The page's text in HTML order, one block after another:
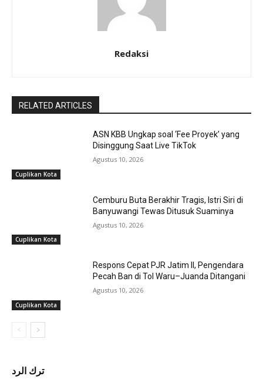
Redaksi
RELATED ARTICLES
Cuplikan Kota
ASN KBB Ungkap soal ‘Fee Proyek’ yang
Disinggung Saat Live TikTok
Agustus 10, 2026
Cuplikan Kota
Cemburu Buta Berakhir Tragis, Istri Siri di
Banyuwangi Tewas Ditusuk Suaminya
Agustus 10, 2026
Cuplikan Kota
Respons Cepat PJR Jatim II, Pengendara
Pecah Ban di Tol Waru–Juanda Ditangani
Agustus 10, 2026
ترك الرد